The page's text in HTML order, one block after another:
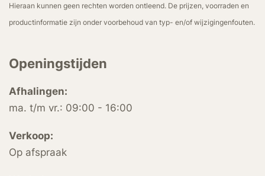
Hieraan kunnen geen rechten worden ontleend. De prijzen, voorraden en
productinformatie zijn onder voorbehoud van typ- en/of wijzigingenfouten.
Openingstijden
Afhalingen:
ma. t/m vr.: 09:00 - 16:00
Verkoop:
Op afspraak